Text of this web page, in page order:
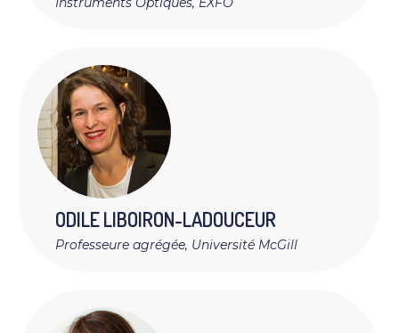
ODILELIBOIRON-LADOUCEUR
Professeure agrégée, Université McGill